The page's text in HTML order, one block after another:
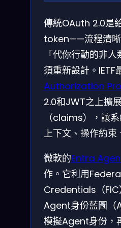
傳統OAuth 2.0是
token——流程清
「代你行動的非
須重新設計。IETF
Authorization
2.0和JWT之上擴
（claims），讓
上下文、操作約
微軟的Entra
作。它利用
Credentials（
Agent身份藍圖
模擬Agent身份，